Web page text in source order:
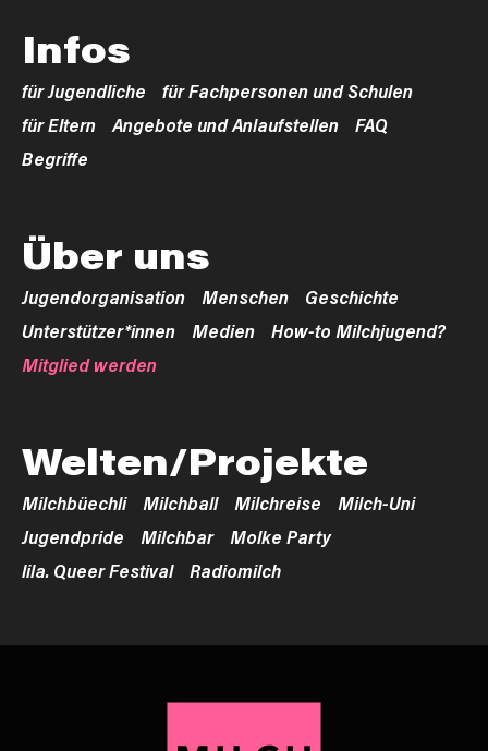
Infos
für Jugendliche
für Fachpersonen und Schulen
für Eltern
Angebote und Anlaufstellen
FAQ
Begriffe
Über uns
Jugendorganisation Menschen
Geschichte
Unterstützer*innen
Medien
How-to Milchjugend?
Mitglied werden
Welten/Projekte
Milchbüechli Milchball Milchreise
Milch-Uni
Jugendpride
Milchbar
Molke Party
lila. Queer Festival
Radiomilch